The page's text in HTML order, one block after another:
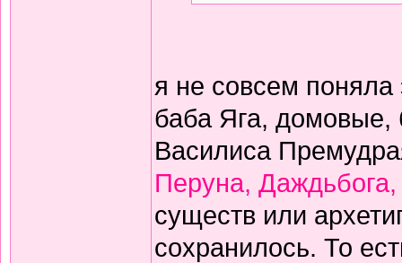
я не совсем
баба Яга, домовые,
Василиса
Перуна,
существ или
сохранилось. То